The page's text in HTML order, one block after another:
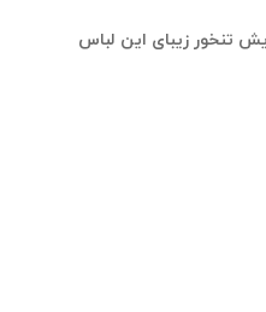
تنخور زیبای این لباس